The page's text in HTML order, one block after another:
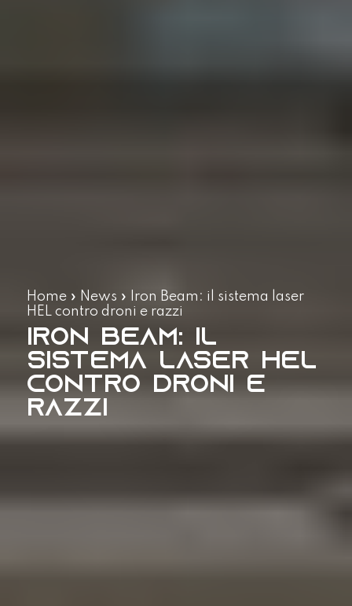
Home» News »
Iron Beam: il sistema laser
HEL contro droni e razzi
Iron Beam: il
sistema laser HEL
contro droni e
razzi